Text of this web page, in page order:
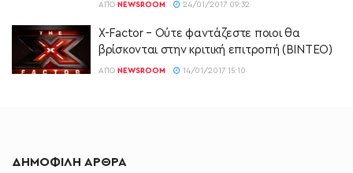
ΑΠΌ NEWSROOM 24/01/2017 09:32
X-Factor – Ούτε φαντάζεστε ποιοι θα
βρίσκονται στην κριτική επιτροπή (ΒΙΝΤΕΟ)
ΑΠΌ NEWSROOM 14/01/2017 15:10
ΔΗΜΟΦΙΛΗ ΑΡΘΡΑ